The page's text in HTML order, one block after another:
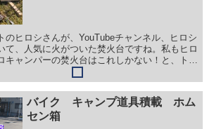
のヒロシさんが、YouTubeチャンネル、ヒロシ
て、人気に火がついた焚火台ですね。私もヒロ
キャンパーの焚火台はこれしかない！と、トキ
購入しました。今更ですが...
バイク キャンプ道具積載 ホム
セン箱